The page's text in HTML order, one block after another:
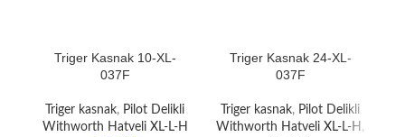
Triger Kasnak 10-XL-
037F
Triger kasnak, Pilot Delikli
Withworth Hatveli XL-L-H
Triger Kasnak 24-XL-
037F
Triger kasnak, Pilot Delikli
Withworth Hatveli XL-L-H ,